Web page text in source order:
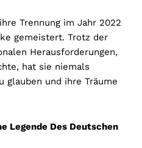
Trennung im Jahr 2022
gemeistert. Trotz der
Herausforderungen,
hat sie niemals
glauben und ihre Träume
Legende Des Deutschen